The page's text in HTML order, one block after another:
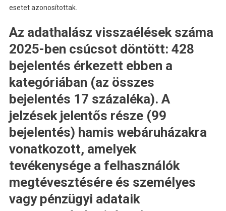
esetet azonosítottak.
Az adathalász visszaélések száma
2025-ben csúcsot döntött: 428
bejelentés érkezett ebben a
kategóriában (az összes
bejelentés 17 százaléka). A
jelzések jelentős része (99
bejelentés) hamis webáruházakra
vonatkozott, amelyek
tevékenysége a felhasználók
megtévesztésére és személyes
vagy pénzügyi adataik